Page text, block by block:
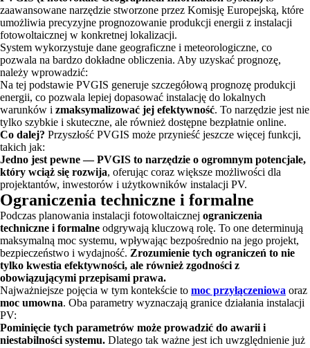
zaawansowane narzędzie stworzone przez Komisję Europejską, które
umożliwia precyzyjne prognozowanie produkcji energii z instalacji
fotowoltaicznej w konkretnej lokalizacji.
System wykorzystuje dane geograficzne i meteorologiczne, co
pozwala na bardzo dokładne obliczenia. Aby uzyskać prognozę,
należy wprowadzić:
Na tej podstawie PVGIS generuje szczegółową prognozę produkcji
energii, co pozwala lepiej dopasować instalację do lokalnych
warunków i zmaksymalizować jej efektywność. To narzędzie jest nie
tylko szybkie i skuteczne, ale również dostępne bezpłatnie online.
Co dalej? Przyszłość PVGIS może przynieść jeszcze więcej funkcji,
takich jak:
Jedno jest pewne — PVGIS to narzędzie o ogromnym potencjale,
który wciąż się rozwija, oferując coraz większe możliwości dla
projektantów, inwestorów i użytkowników instalacji PV.
Ograniczenia techniczne i formalne
Podczas planowania instalacji fotowoltaicznej ograniczenia
techniczne i formalne odgrywają kluczową rolę. To one determinują
maksymalną moc systemu, wpływając bezpośrednio na jego projekt,
bezpieczeństwo i wydajność. Zrozumienie tych ograniczeń to nie
tylko kwestia efektywności, ale również zgodności z
obowiązującymi przepisami prawa.
Najważniejsze pojęcia w tym kontekście to moc przyłączeniowa oraz
moc umowna. Oba parametry wyznaczają granice działania instalacji
PV:
Pominięcie tych parametrów może prowadzić do awarii i
niestabilności systemu. Dlatego tak ważne jest ich uwzględnienie już